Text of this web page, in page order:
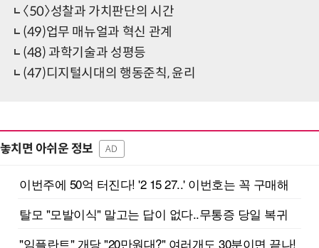
〈50〉성찰과 가치판단의 시간
(49)업무 매뉴얼과 혁신 관계
(48) 과학기술과 성평등
(47)디지털시대의 행동준칙, 윤리
놓치면 아쉬운 정보 AD